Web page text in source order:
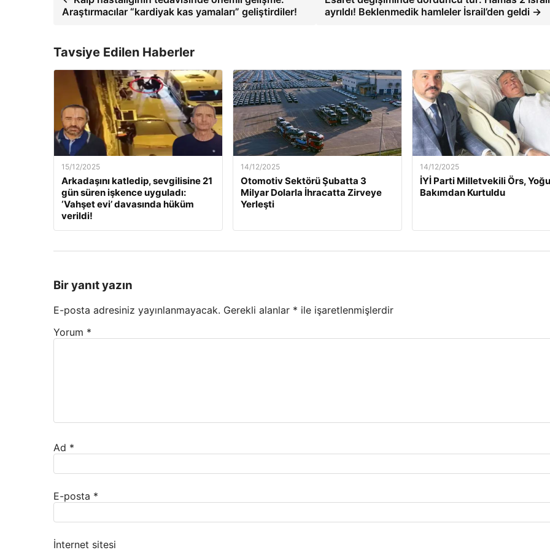
Araştırmacılar “kardiyak kas yamaları” geliştirdiler!
ayrıldı! Beklenmedik hamleler İsrail’den geldi →
Tavsiye Edilen Haberler
15/12/2025
Arkadaşını katledip, sevgilisine 21
gün süren işkence uyguladı:
‘Vahşet evi’ davasında hüküm
verildi!
14/12/2025
Otomotiv Sektörü Şubatta 3
Milyar Dolarla İhracatta Zirveye
Yerleşti
14/12/2025
İYİ Parti Milletvekili Örs,
Bakımdan Kurtuldu
Bir yanıt yazın
E-posta adresiniz yayınlanmayacak. Gerekli alanlar * ile işaretlenmişlerdir
Yorum *
Ad *
E-posta *
İnternet sitesi